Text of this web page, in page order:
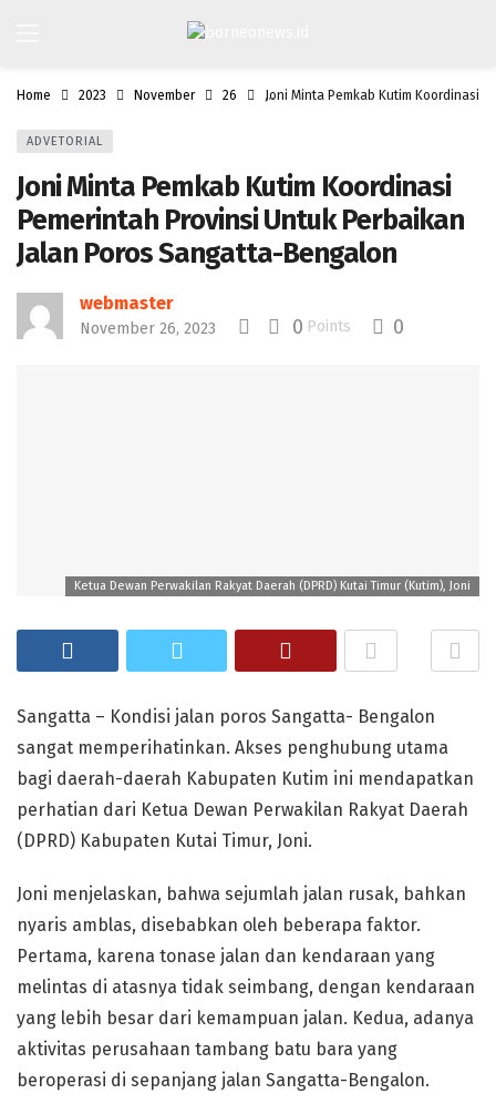
Home 2023 November 26 Joni Minta Pemkab Kutim Koordinasi
ADVETORIAL
Joni Minta Pemkab Kutim Koordinasi
Pemerintah Provinsi Untuk Perbaikan
Jalan Poros Sangatta-Bengalon
webmaster
November 26, 2023 0 Points 0
Ketua Dewan Perwakilan Rakyat Daerah (DPRD) Kutai Timur (Kutim), Joni
Sangatta – Kondisi jalan poros Sangatta- Bengalon
sangat memperihatinkan. Akses penghubung utama
bagi daerah-daerah Kabupaten Kutim ini mendapatkan
perhatian dari Ketua Dewan Perwakilan Rakyat Daerah
(DPRD) Kabupaten Kutai Timur, Joni.
Joni menjelaskan, bahwa sejumlah jalan rusak, bahkan
nyaris amblas, disebabkan oleh beberapa faktor.
Pertama, karena tonase jalan dan kendaraan yang
melintas di atasnya tidak seimbang, dengan kendaraan
yang lebih besar dari kemampuan jalan. Kedua, adanya
aktivitas perusahaan tambang batu bara yang
beroperasi di sepanjang jalan Sangatta-Bengalon.